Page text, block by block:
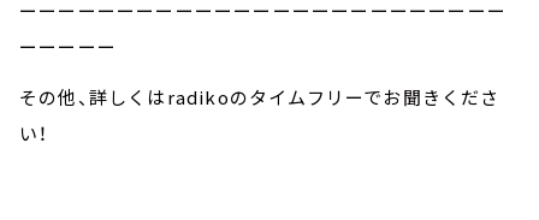
ーーーーーーーーーーーーーーーーーーーーーーーーー
ーーーーー
その他、詳しくはradikoのタイムフリーでお聞きくださ
い！